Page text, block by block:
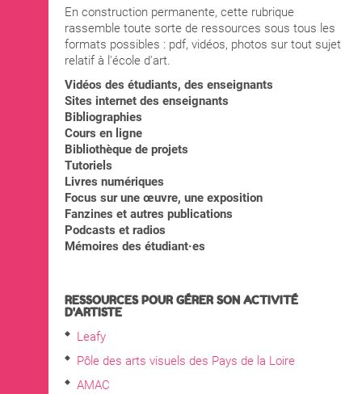
En construction permanente, cette rubrique
rassemble toute sorte de ressources sous tous les
formats possibles : pdf, vidéos, photos sur tout sujet
relatif à l'école d'art.
Vidéos des étudiants, des enseignants
Sites internet des enseignants
Bibliographies
Cours en ligne
Bibliothèque de projets
Tutoriels
Livres numériques
Focus sur une œuvre, une exposition
Fanzines et autres publications
Podcasts et radios
Mémoires des étudiant·es
RESSOURCES POUR GÉRER SON ACTIVITÉ
D'ARTISTE
Leafy
Pôle des arts visuels des Pays de la Loire
AMAC